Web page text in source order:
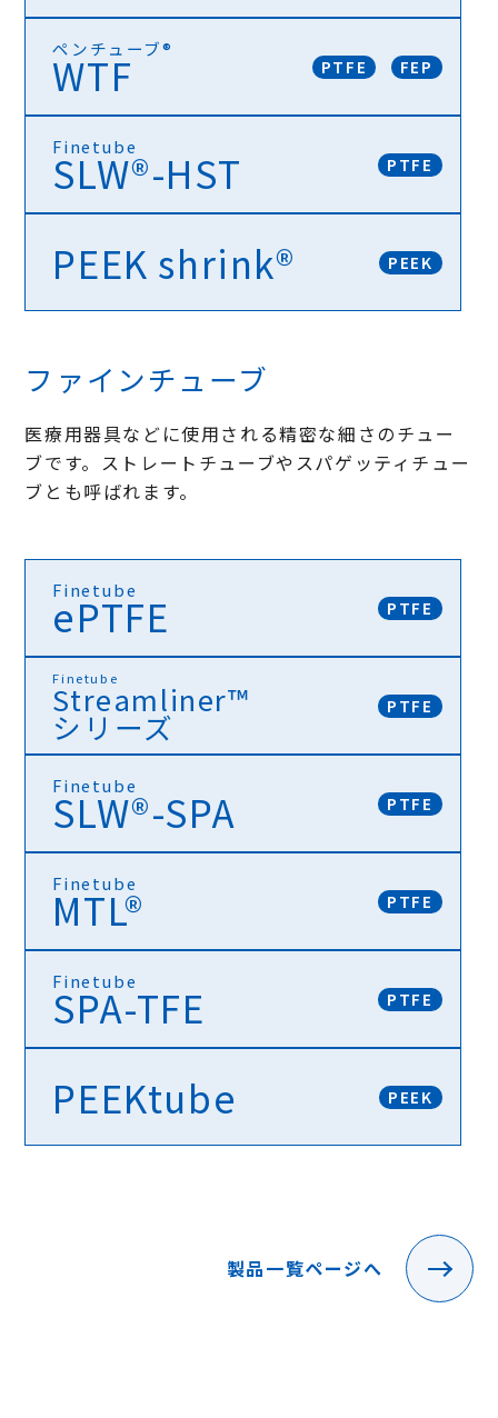
ペンチューブ® TFE
すべり性がよく、327℃でも形状を保持し流れ出ません
ペンチューブ® TFE4X
最大級の収縮率です。1/4まで収縮します。
ペンチューブ®
WTF PTFE FEP
ペンチューブ® WTF
二重構造で高い密着性と接着性を持つ、封止チューブ
Finetube
SLW®-HST PTFE
精密なカスタム対応が可能な熱収縮チューブ
PEEK shrink® PEEK
PEEK shrink®
高耐摩耗性・耐放射性を持ち、高温環境での保護に最適
な熱収縮チューブ
ファインチューブ
医療用器具などに使用される精密な細さのチュー
ブです。ストレートチューブやスパゲッティチュー
ブとも呼ばれます。
Finetube
ePTFE PTFE
Finetube ePTFE
多孔質で柔軟性のある柔らかい材質。誘電率が低く強い
強度を持ち、さらに生体適合性に優れています
Finetube
Streamliner™
シリーズ PTFE
Finetube Streamliner™ シリーズ
患者のケアや臨床転帰を改善するなど、カテーテルの設
計に大きな前進をもたらすことが可能です
Finetube
SLW®-SPA PTFE
Finetube SLW®-SPA
全てカスタムメイドです。極細のスパゲッティチューブ
です
Finetube
MTL® PTFE
Finetube MTL®
マルチルーメンチューブ。穴の形や数を
Finetube
SPA-TFE PTFE
PEEKtube PEEK
航空宇宙・医療機器・分析機器など最先端産業でステン
製品一覧ページへ